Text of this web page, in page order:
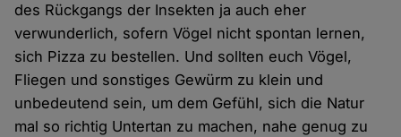
des Rückgangs der Insekten ja auch eher
verwunderlich, sofern Vögel nicht spontan lernen,
sich Pizza zu bestellen. Und sollten euch Vögel,
Fliegen und sonstiges Gewürm zu klein und
unbedeutend sein, um dem Gefühl, sich die Natur
mal so richtig Untertan zu machen, nahe genug zu